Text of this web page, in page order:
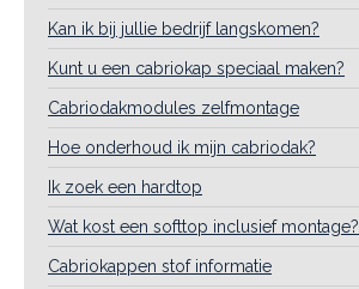
Kan ik bij jullie bedrijf langskomen?
Kunt u een cabriokap speciaal maken?
Cabriodakmodules zelfmontage
Hoe onderhoud ik mijn cabriodak?
Ik zoek een hardtop
Wat kost een softtop inclusief montage?
Cabriokappen stof informatie